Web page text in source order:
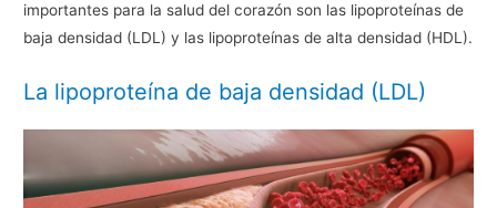
importantes para la salud del corazón son las lipoproteínas de
baja densidad (LDL) y las lipoproteínas de alta densidad (HDL).
La lipoproteína de baja densidad (LDL)